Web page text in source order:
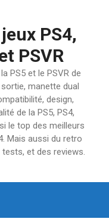
PS4,
PSVR
PS5 et le PSVR de
manette dual
design,
de la PS5, PS4,
le top des meilleurs
Mais aussi du retro
et des reviews.